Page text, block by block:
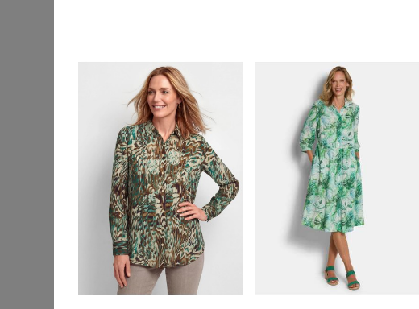
Maxikleider
Midikleider
Sommerkleider
Strick- &
Jerseykleider
Wickelkleider
Outdoorbekleidung
Pullover & Strick
Sommerkleid
ZUSHEEGO